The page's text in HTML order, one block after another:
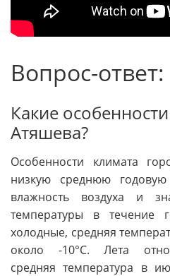
Вопрос-ответ:
Какие
Атяшева?
Особенности климата
низкую среднюю годовую
влажность воздуха и
температуры в течение
холодные, средняя
около -10°C. Лета
средняя температура в